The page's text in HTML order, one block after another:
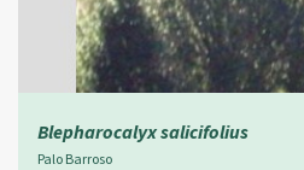
Blepharocalyx salicifolius
Palo Barroso